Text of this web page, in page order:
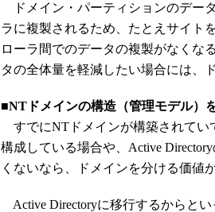
ドメイン・パーティションのデー
ラに複製されるため、たとえサイト
ローラ間でのデータの複製がなくな
タの全体量を軽減したい場合には、
■NTドメインの構造（管理モデル）
すでにNTドメインが構築されてい
構成している場合や、Active
くないなら、ドメインを分ける価値が
Active Directoryに移行するからと